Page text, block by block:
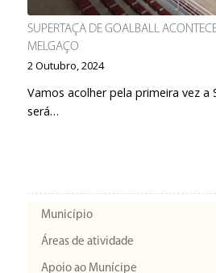
SUPERTAÇA DE GOALBALL
MELGAÇO
2 Outubro, 2024
Vamos acolher pela primeira vez a
será…
Município
Áreas de atividade
Apoio ao Munícipe